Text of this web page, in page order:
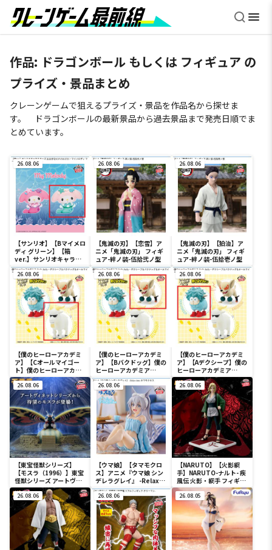
作品: ドラゴンボール もしくは フィギュア の
プライズ・景品まとめ
クレーンゲームで狙えるプライズ・景品を作品名から探せま
す。 ドラゴンボールの最新景品から過去景品まで発売日順でま
とめています。
26.08.06
【サンリオ】【Bマイメロ
ディ グリーン】【箱
ver.】サンリオキャラク
ターズ おおきな
SOFVIMATES～マイメロ
ディ マーメイドver. ～
26.08.06
【鬼滅の刃】【恋雪】ア
ニメ「鬼滅の刃」 フィギ
ュア-絆ノ装-伍拾弐ノ型
26.08.06
【鬼滅の刃】【狛治】ア
ニメ「鬼滅の刃」 フィギ
ュア-絆ノ装-伍拾壱ノ型
26.08.06
【僕のヒーローアカデミ
ア】【Cオールマイゴー
ト】僕のヒーローアカデ
ミア Fluffy Puffy～デク
シープ＆バクドッグ＆オ
ールマイゴート～
26.08.06
【僕のヒーローアカデミ
ア】【Bバクドッグ】僕の
ヒーローアカデミア
Fluffy Puffy～デクシー
プ＆バクドッグ＆オール
マイゴート～
26.08.06
【僕のヒーローアカデミ
ア】【Aデクシープ】僕の
ヒーローアカデミア
Fluffy Puffy～デクシー
プ＆バクドッグ＆オール
マイゴート～
26.08.06
【東宝怪獣シリーズ】
【モスラ（1996）】東宝
怪獣シリーズ アートヴィ
ネット モスラ（1996）
26.08.06
【ウマ娘】【タマモクロ
ス】アニメ『ウマ娘 シン
デレラグレイ』 -Relax
time-タマモクロス
26.08.06
【NARUTO】【火影綱
手】NARUTO-ナルト- 疾
風伝 火影・綱手 フィギュ
ア～五影集結…!!～
26.08.06 26.08.06 26.08.05